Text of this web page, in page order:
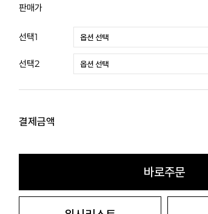
판매가
선택1
선택2
결제금액
바로주문